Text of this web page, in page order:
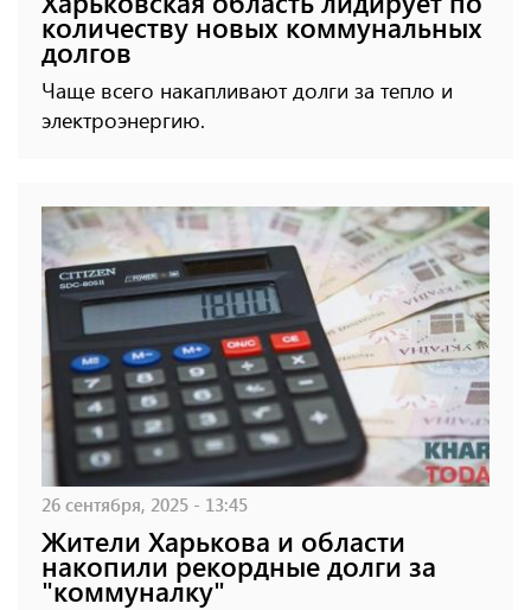
количеству новых коммунальных
долгов
Чаще всего накапливают долги за тепло и
электроэнергию.
26 сентября, 2025 - 13:45
Жители Харькова и области
накопили рекордные долги за
"коммуналку"